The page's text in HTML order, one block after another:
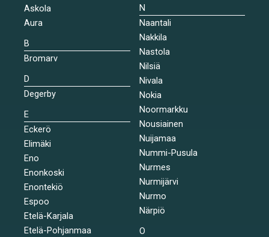
Askola
Aura
B
Bromarv
D
Degerby
E
Eckerö
Elimäki
Eno
Enonkoski
Enontekiö
Espoo
Etelä-Karjala
Etelä-Pohjanmaa
N
Naantali
Nakkila
Nastola
Nilsiä
Nivala
Nokia
Noormarkku
Nousiainen
Nuijamaa
Nummi-Pusula
Nurmes
Nurmijärvi
Nurmo
Närpiö
O